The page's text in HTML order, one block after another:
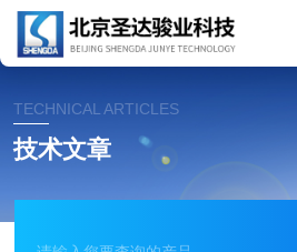
TECHNICAL ARTICLES
技术文章